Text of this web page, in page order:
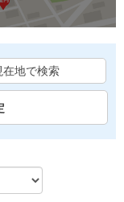
在地で検索